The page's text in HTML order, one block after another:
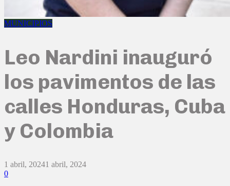
MUNICIPIOS
Leo Nardini inauguró
los pavimentos de las
calles Honduras, Cuba
y Colombia
1 abril, 20241 abril, 2024
0